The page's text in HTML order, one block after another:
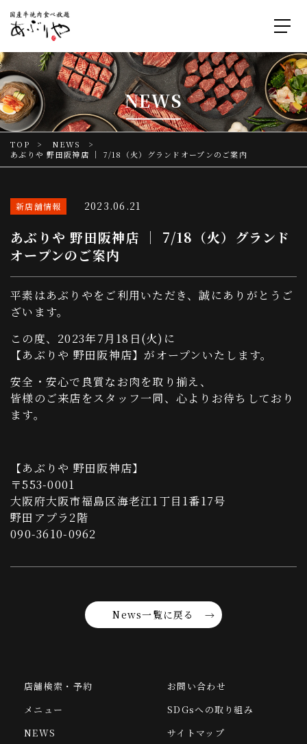
NEWS
TOP
NEWS
あぶりや 野田阪神店 ｜ 7/18（火）グランドオープンのご案内
新店舗情報 2023.06.21
あぶりや 野田阪神店 ｜ 7/18（火）グランド
オープンのご案内
平素はあぶりやをご利用いただき、誠にありがとうご
ざいます。
この度、2023年7月18日(火)に
【あぶりや 野田阪神店】がオープンいたします。
安全・安心で良質なお肉を取り揃え、
皆様のご来店をスタッフ一同、心よりお待ちしており
ます。
【あぶりや 野田阪神店】
〒553-0001
大阪府大阪市福島区海老江1丁目1番17号
野田アプラ2階
090-3610-0962
News一覧に戻る
店舗検索・予約
メニュー
NEWS
お問い合わせ
SDGsへの取り組み
サイトマップ